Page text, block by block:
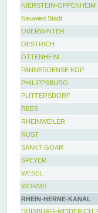
NIERSTEIN-OPPENHEIM
Neuwied Stadt
OBERWINTER
OESTRICH
OTTENHEIM
PANNERDENSE KOP
PHILIPPSBURG
PLITTERSDORF
REES
RHEINWEILER
RUST
SANKT GOAR
SPEYER
WESEL
WORMS
RHEIN-HERNE-KANAL
DUISBURG-MEIDERICH